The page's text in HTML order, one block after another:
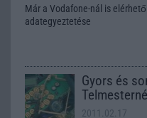
Már a Vodafone-nál is
adategyeztetése
Gyors és
2011.02.17